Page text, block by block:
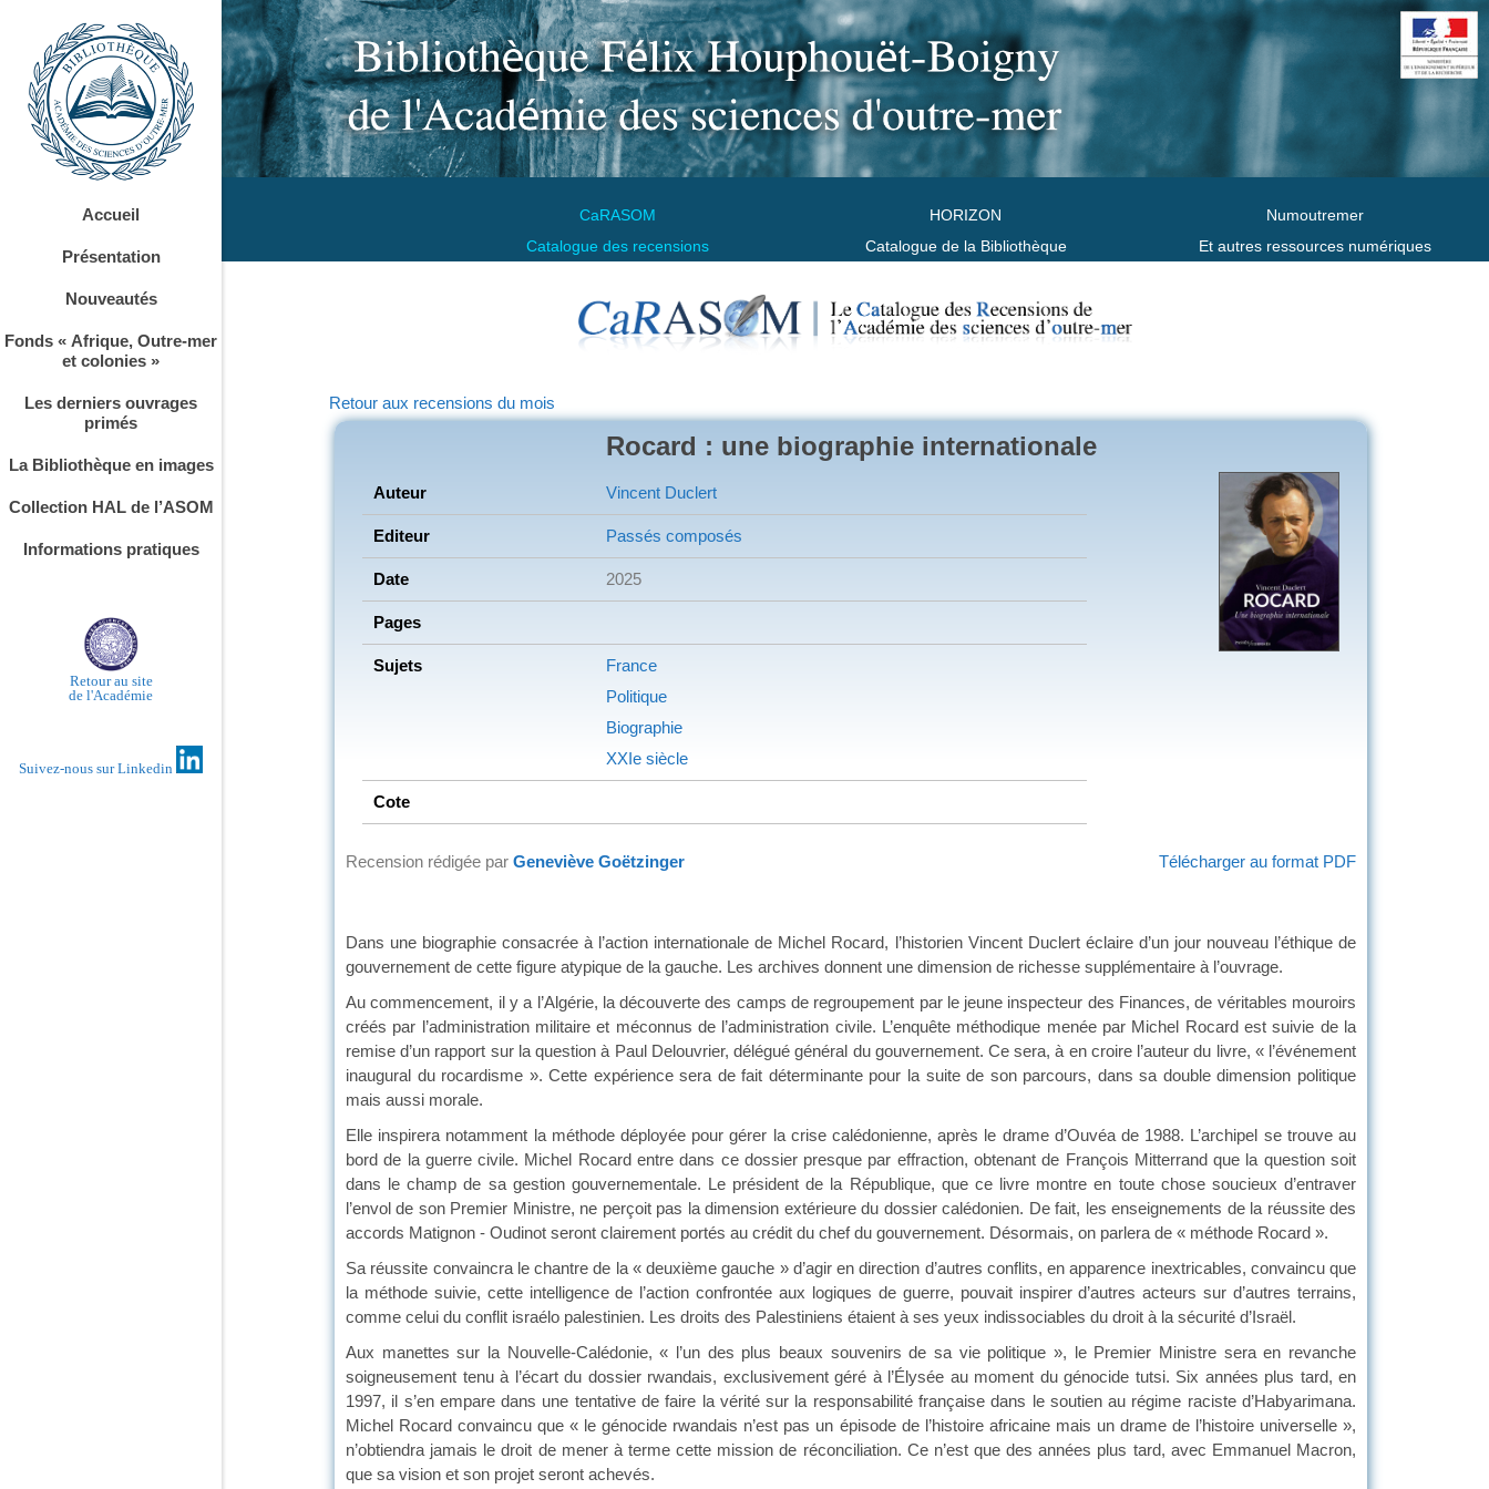
CaRASOM
Catalogue des recensions
HORIZON
Catalogue de la Bibliothèque
Numoutremer
Et autres ressources numériques
Accueil
Présentation
Nouveautés
Fonds « Afrique, Outre-mer
et colonies »
Les derniers ouvrages
primés
La Bibliothèque en images
Collection HAL de l’ASOM
Informations pratiques
Retour au site
de l'Académie
Suivez-nous sur Linkedin
Retour aux recensions du mois
Rocard : une biographie internationale
Auteur Vincent Duclert
Editeur Passés composés
Date 2025
Pages
Sujets
France
Politique
Biographie
XXIe siècle
Cote
Télécharger au format PDF
Recension rédigée par Geneviève Goëtzinger
Dans une biographie consacrée à l’action internationale de Michel Rocard, l’historien Vincent Duclert éclaire d’un jour nouveau l’éthique de
gouvernement de cette figure atypique de la gauche. Les archives donnent une dimension de richesse supplémentaire à l’ouvrage.
Au commencement, il y a l’Algérie, la découverte des camps de regroupement par le jeune inspecteur des Finances, de véritables mouroirs
créés par l’administration militaire et méconnus de l’administration civile. L’enquête méthodique menée par Michel Rocard est suivie de la
remise d’un rapport sur la question à Paul Delouvrier, délégué général du gouvernement. Ce sera, à en croire l’auteur du livre, « l’événement
inaugural du rocardisme ». Cette expérience sera de fait déterminante pour la suite de son parcours, dans sa double dimension politique
mais aussi morale.
Elle inspirera notamment la méthode déployée pour gérer la crise calédonienne, après le drame d’Ouvéa de 1988. L’archipel se trouve au
bord de la guerre civile. Michel Rocard entre dans ce dossier presque par effraction, obtenant de François Mitterrand que la question soit
dans le champ de sa gestion gouvernementale. Le président de la République, que ce livre montre en toute chose soucieux d’entraver
l’envol de son Premier Ministre, ne perçoit pas la dimension extérieure du dossier calédonien. De fait, les enseignements de la réussite des
accords Matignon - Oudinot seront clairement portés au crédit du chef du gouvernement. Désormais, on parlera de « méthode Rocard ».
Sa réussite convaincra le chantre de la « deuxième gauche » d’agir en direction d’autres conflits, en apparence inextricables, convaincu que
la méthode suivie, cette intelligence de l’action confrontée aux logiques de guerre, pouvait inspirer d’autres acteurs sur d’autres terrains,
comme celui du conflit israélo palestinien. Les droits des Palestiniens étaient à ses yeux indissociables du droit à la sécurité d’Israël.
Aux manettes sur la Nouvelle-Calédonie, « l’un des plus beaux souvenirs de sa vie politique », le Premier Ministre sera en revanche
soigneusement tenu à l’écart du dossier rwandais, exclusivement géré à l’Élysée au moment du génocide tutsi. Six années plus tard, en
1997, il s’en empare dans une tentative de faire la vérité sur la responsabilité française dans le soutien au régime raciste d’Habyarimana.
Michel Rocard convaincu que « le génocide rwandais n’est pas un épisode de l’histoire africaine mais un drame de l’histoire universelle »,
n’obtiendra jamais le droit de mener à terme cette mission de réconciliation. Ce n’est que des années plus tard, avec Emmanuel Macron,
que sa vision et son projet seront achevés.